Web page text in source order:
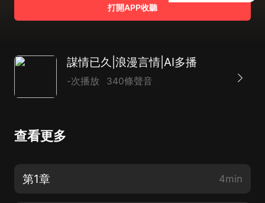
打開APP收聽
謀情已久|浪漫言情|AI多播
-次播放 340條聲音
查看更多
第1章 4min